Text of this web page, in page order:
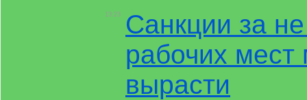
13:23
Санкции за
рабочих мест
вырасти